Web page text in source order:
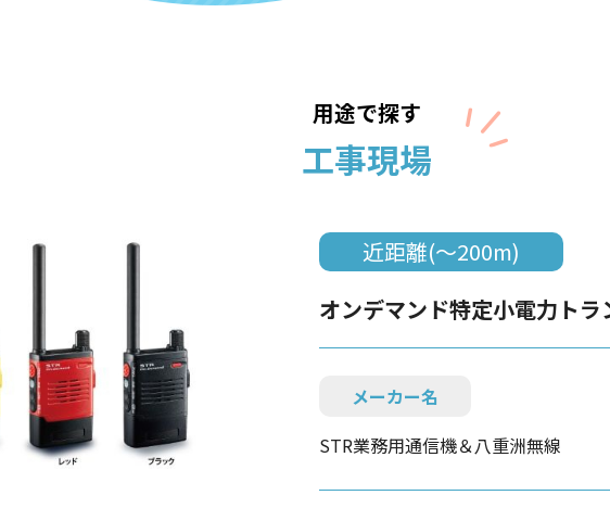
用途で探す
工事現場
近距離(～200m)
オンデマンド特定小電力ト
メーカー名
STR業務用通信機＆八重洲無線